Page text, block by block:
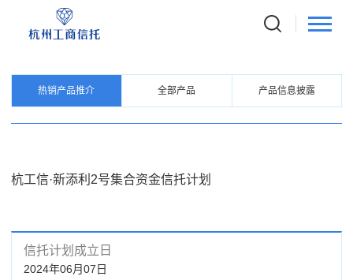
信托产品
热销产品推介 全部产品 产品信息披露
杭工信·新添利2号集合资金信托计划
信托计划成立日
2024年06月07日